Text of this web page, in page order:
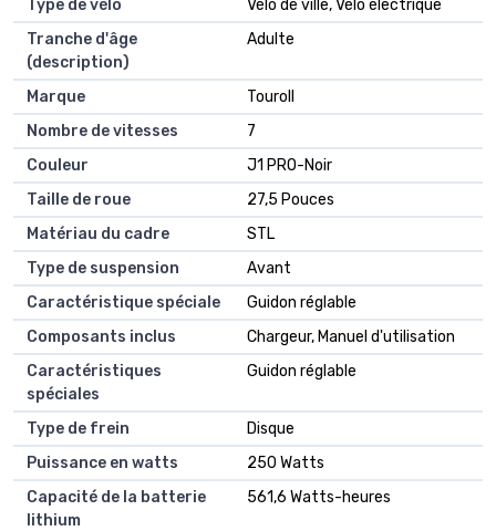
Type de vélo
Vélo de ville, Vélo électrique
Tranche d'âge
(description)
Adulte
Marque
Touroll
Nombre de vitesses
7
Couleur
J1 PRO-Noir
Taille de roue
27,5 Pouces
Matériau du cadre
STL
Type de suspension
Avant
Caractéristique spéciale
Guidon réglable
Composants inclus
Chargeur, Manuel d'utilisation
Caractéristiques
spéciales
Guidon réglable
Type de frein
Disque
Puissance en watts
250 Watts
Capacité de la batterie
lithium
561,6 Watts-heures